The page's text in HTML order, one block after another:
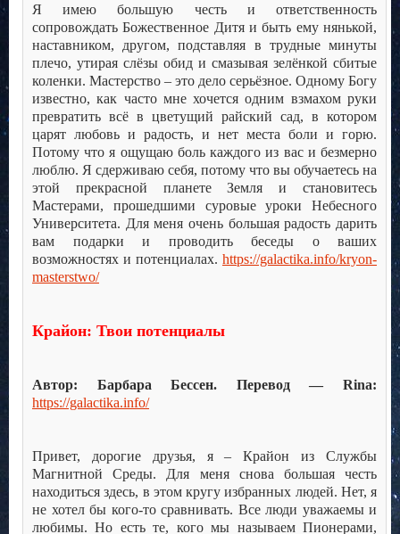
Я имею большую честь и ответственность
сопровождать Божественное Дитя и быть ему нянькой,
наставником, другом, подставляя в трудные минуты
плечо, утирая слёзы обид и смазывая зелёнкой сбитые
коленки. Мастерство – это дело серьёзное. Одному Богу
известно, как часто мне хочется одним взмахом руки
превратить всё в цветущий райский сад, в котором
царят любовь и радость, и нет места боли и горю.
Потому что я ощущаю боль каждого из вас и безмерно
люблю. Я сдерживаю себя, потому что вы обучаетесь на
этой прекрасной планете Земля и становитесь
Мастерами, прошедшими суровые уроки Небесного
Университета. Для меня очень большая радость дарить
вам подарки и проводить беседы о ваших
возможностях и потенциалах. https://galactika.info/kryon-
masterstwo/
Крайон: Твои потенциалы
Автор: Барбара Бессен. Перевод — Rina:
https://galactika.info/
Привет, дорогие друзья, я – Крайон из Службы
Магнитной Среды. Для меня снова большая честь
находиться здесь, в этом кругу избранных людей. Нет, я
не хотел бы кого-то сравнивать. Все люди уважаемы и
любимы. Но есть те, кого мы называем Пионерами,